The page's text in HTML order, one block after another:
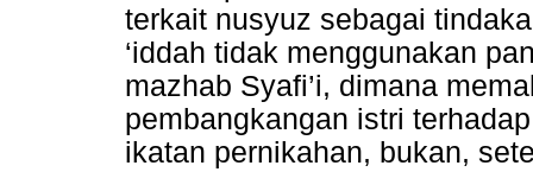
terkait nusyuz sebagai
‘iddah tidak menggunakan
mazhab Syafi’i, dimana
pembangkangan istri
ikatan pernikahan, bukan,